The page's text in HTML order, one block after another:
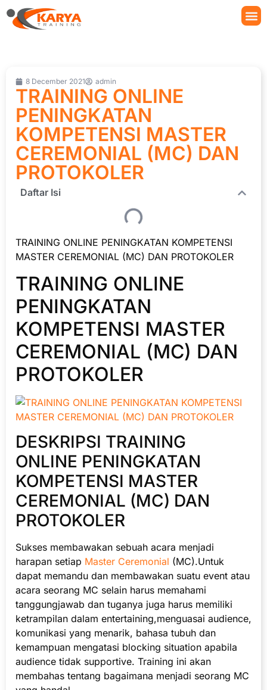
8 December 2021 admin
TRAINING ONLINE
PENINGKATAN
KOMPETENSI MASTER
CEREMONIAL (MC) DAN
PROTOKOLER
Daftar Isi
TRAINING ONLINE PENINGKATAN KOMPETENSI
MASTER CEREMONIAL (MC) DAN PROTOKOLER
TRAINING ONLINE
PENINGKATAN
KOMPETENSI MASTER
CEREMONIAL (MC) DAN
PROTOKOLER
DESKRIPSI TRAINING
ONLINE PENINGKATAN
KOMPETENSI MASTER
CEREMONIAL (MC) DAN
PROTOKOLER
Sukses membawakan sebuah acara menjadi
harapan setiap Master Ceremonial (MC).Untuk
dapat memandu dan membawakan suatu event atau
acara seorang MC selain harus memahami
tanggungjawab dan tuganya juga harus memiliki
ketrampilan dalam entertaining,menguasai audience,
komunikasi yang menarik, bahasa tubuh dan
kemampuan mengatasi blocking situation apabila
audience tidak supportive. Training ini akan
membahas tentang bagaimana menjadi seorang MC